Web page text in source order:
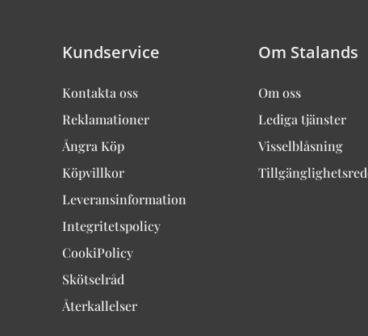
Kundservice
Kontakta oss
Reklamationer
Ångra Köp
Köpvillkor
Leveransinformation
Integritetspolicy
CookiPolicy
Skötselråd
Återkallelser
Om Stalands
Om oss
Lediga tjänster
Visselblåsning